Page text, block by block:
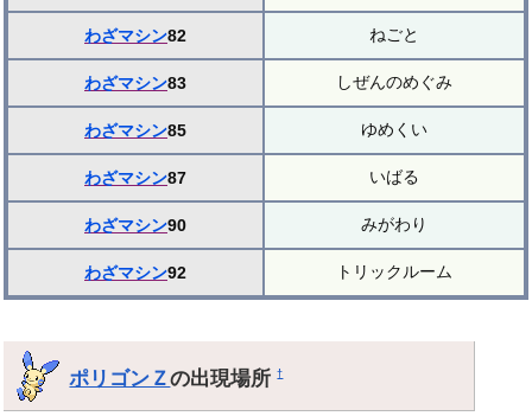
わざマシン82 ねごと
わざマシン83 しぜんのめぐみ
わざマシン85 ゆめくい
わざマシン87 いばる
わざマシン90 みがわり
わざマシン92 トリックルーム
ポリゴンＺの出現場所†